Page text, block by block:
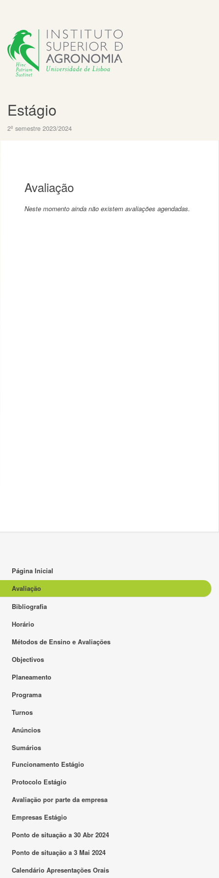
Estágio
2º semestre 2023/2024
Avaliação
Neste momento ainda não existem avaliações agendadas.
Página Inicial
Avaliação
Bibliografia
Horário
Métodos de Ensino e Avaliações
Objectivos
Planeamento
Programa
Turnos
Anúncios
Sumários
Funcionamento Estágio
Protocolo Estágio
Avaliação por parte da empresa
Empresas Estágio
Ponto de situação a 30 Abr 2024
Ponto de situação a 3 Mai 2024
Calendário Apresentações Orais